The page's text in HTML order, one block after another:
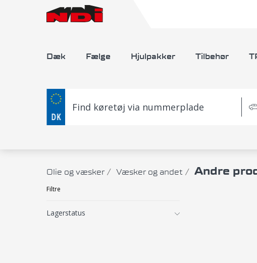
Dæk Fælge Hjulpakker Tilbehør
Find køretøj via nummerplade
Olie og væsker Væsker og andet Andre
Filtre
Lagerstatus